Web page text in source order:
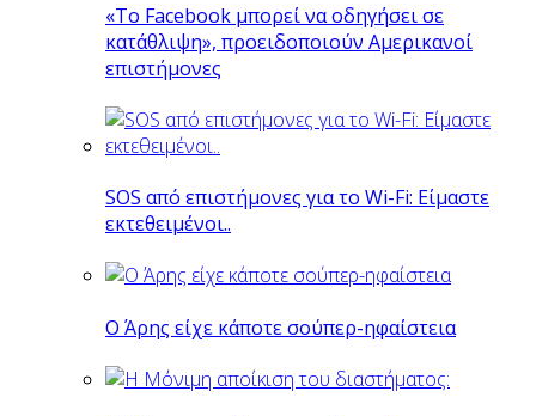
«Το Facebook μπορεί να οδηγήσει σε
κατάθλιψη», προειδοποιούν Αμερικανοί
επιστήμονες
SOS από επιστήμονες για το Wi-Fi: Είμαστε
εκτεθειμένοι..
O Άρης είχε κάποτε σούπερ-ηφαίστεια